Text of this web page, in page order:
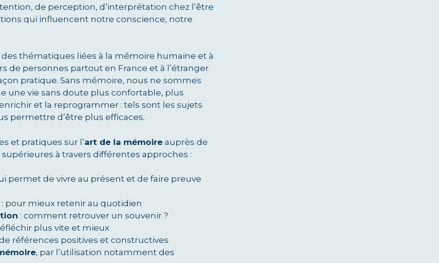
de perception, d’interprétation chez l’être
qui influencent notre conscience, notre
thématiques liées à la mémoire humaine et à
de personnes partout en France et à l’étranger
pratique. Sans mémoire, nous ne sommes
une vie sans doute plus confortable, plus
et la reprogrammer : tels sont les sujets
permettre d’être plus efficaces.
et pratiques sur l’art de la mémoire auprès de
à travers différentes approches :
permet de vivre au présent et de faire preuve
: pour mieux retenir au quotidien
: comment retrouver un souvenir ?
plus vite et mieux
références positives et constructives
, par l’utilisation notamment des